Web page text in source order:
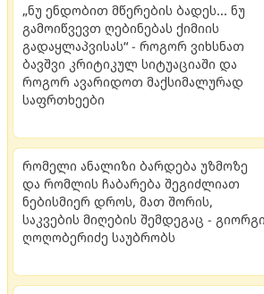
„ნუ ენდობით მწერების ბადეს... ნუ
გამოიწვევთ ღებინებას ქიმიის
გადაყლაპვისას“ - როგორ ვიხსნათ
ბავშვი კრიტიკულ სიტუაციაში და
როგორ ავარიდოთ მაქსიმალურად
საფრთხეები
რომელი ანალიზი ბარდება უზმოზე
და რომლის ჩაბარება შეგიძლიათ
ნებისმიერ დროს, მათ შორის,
საკვების მიღების შემდეგაც - გიორგი
ღოღობერიძე საუბრობს